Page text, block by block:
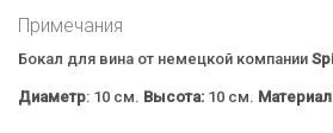
Примечания
Бокал для вина от немецкой компании
Диаметр: 10 см. Высота: 10 см.